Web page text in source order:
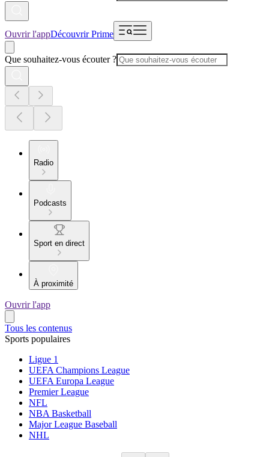
Ouvrir l'appDécouvrir Prime
Que souhaitez-vous écouter ?
Radio
Podcasts
Sport en direct
À proximité
Ouvrir l'app
Tous les contenus
Sports populaires
Ligue 1
UEFA Champions League
UEFA Europa League
Premier League
NFL
NBA Basketball
Major League Baseball
NHL